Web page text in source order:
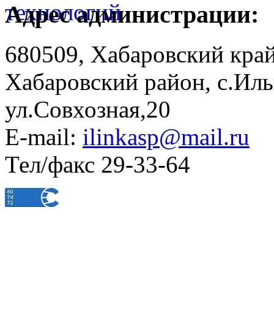
Адрес администрации:
680509, Хабаровский
Хабаровский район,
ул.Совхозная,20
E-mail: ilinkasp@mail.ru
Тел/факс 29-33-64